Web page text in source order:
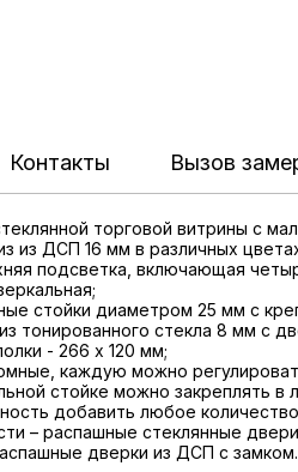
Контакты Вызов
торговой витрины с
из ДСП 16 мм в различных
подсветка, включающая
стойки диаметром 25 мм с
тонированного стекла 8 мм с
- 266 х 120 мм;
каждую можно
стойке можно закреплять
добавить любое
– распашные стеклянные
дверки из ДСП с замком.